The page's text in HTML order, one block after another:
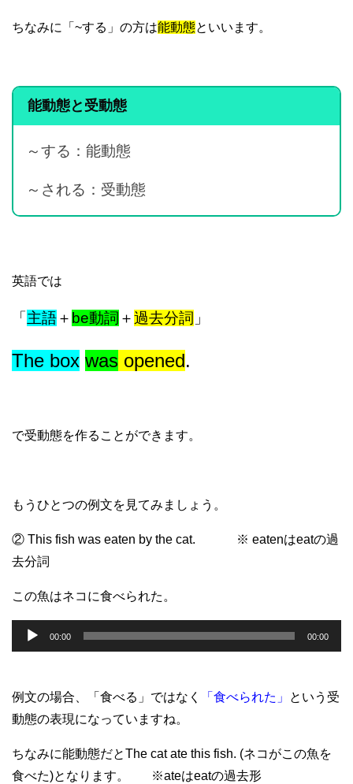
ちなみに「~する」の方は能動態といいます。
能動態と受動態
～する：能動態
～される：受動態
英語では
「 主語＋ be動詞 ＋過去分詞 」
The box was opened.
で受動態を作ることができます。
もうひとつの例文を見てみましょう。
② This fish was eaten by the cat. ※ eatenはeatの過
去分詞
この魚はネコに食べられた。
声
レ
ー
ー
00:00 00:00
例文の場合、「食べる」ではなく 「食べられた」
という受
動態の表現になっていますね。
ちなみに能動態だとThe cat ate this fish. (ネコがこの魚を
食べた)となります。
※ateはeatの過去形